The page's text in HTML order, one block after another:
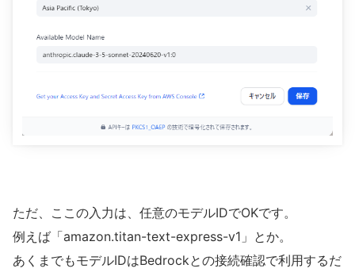
ただ、ここの入力は、任意のモデルIDでOKです。
例えば「amazon.titan-text-express-v1」とか。
あくまでもモデルIDはBedrockとの接続確認で利用するだ